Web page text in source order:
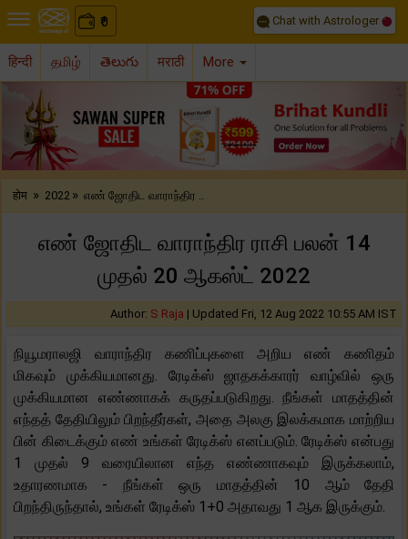
₹
0 Chat with Astrologer
हिन्दी தமிழ் తెలుగు मराठी More
Previous
होम » 2022 » எண் ஜோதிட வாராந்திர ..
எண் ஜோதிட வாராந்திர ராசி பலன் 14
முதல் 20 ஆகஸ்ட் 2022
Author: S Raja | Updated Fri, 12 Aug 2022 10:55 AM IST
நியூமராலஜி வாராந்திர கணிப்புகளை அறிய எண் கணிதம்
மிகவும் முக்கியமானது. ரேடிக்ஸ் ஜாதகக்காரர் வாழ்வில் ஒரு
முக்கியமான எண்ணாகக் கருதப்படுகிறது. நீங்கள் மாதத்தின்
எந்தத் தேதியிலும் பிறந்தீர்கள், அதை அலகு இலக்கமாக மாற்றிய
பின் கிடைக்கும் எண் உங்கள் ரேடிக்ஸ் எனப்படும். ரேடிக்ஸ் என்பது
1 முதல் 9 வரையிலான எந்த எண்ணாகவும் இருக்கலாம்,
உதாரணமாக - நீங்கள் ஒரு மாதத்தின் 10 ஆம் தேதி
பிறந்திருந்தால், உங்கள் ரேடிக்ஸ் 1+0 அதாவது 1 ஆக இருக்கும்.